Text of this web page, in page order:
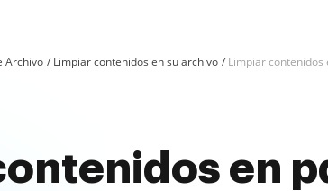
Archivo Limpiar contenidos en su archivo Limpiar contenidos
en